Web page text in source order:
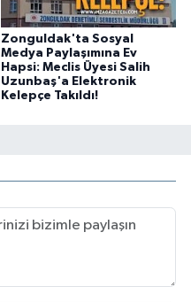
Zonguldak'ta Sosyal
Medya Paylaşımına Ev
Hapsi: Meclis Üyesi Salih
Uzunbaş'a Elektronik
Kelepçe Takıldı!